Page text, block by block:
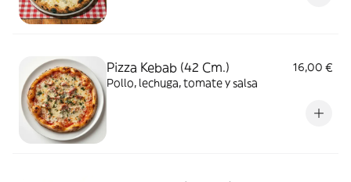
Pizza Kebab (42 Cm.)
16,00 €
Pollo, lechuga, tomate y salsa